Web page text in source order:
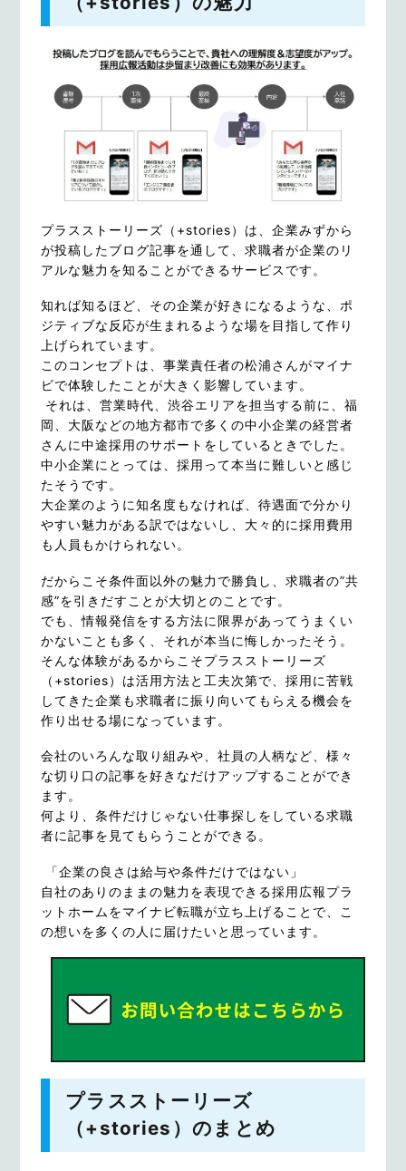
プラスストーリーズ（+stories）は、企業みずから
が投稿したブログ記事を通して、求職者が企業のリ
アルな魅力を知ることができるサービスです。
知れば知るほど、その企業が好きになるような、ポ
ジティブな反応が生まれるような場を目指して作り
上げられています。
このコンセプトは、事業責任者の松浦さんがマイナ
ビで体験したことが大きく影響しています。
それは、営業時代、渋谷エリアを担当する前に、福
岡、大阪などの地方都市で多くの中小企業の経営者
さんに中途採用のサポートをしているときでした。
中小企業にとっては、採用って本当に難しいと感じ
たそうです。
大企業のように知名度もなければ、待遇面で分かり
やすい魅力がある訳ではないし、大々的に採用費用
も人員もかけられない。
だからこそ条件面以外の魅力で勝負し、求職者の”共
感”を引きだすことが大切とのことです。
でも、情報発信をする方法に限界があってうまくい
かないことも多く、それが本当に悔しかったそう。
そんな体験があるからこそプラスストーリーズ
（+stories）は活用方法と工夫次第で、採用に苦戦
してきた企業も求職者に振り向いてもらえる機会を
作り出せる場になっています。
会社のいろんな取り組みや、社員の人柄など、様々
な切り口の記事を好きなだけアップすることができ
ます。
何より、条件だけじゃない仕事探しをしている求職
者に記事を見てもらうことができる。
「企業の良さは給与や条件だけではない」
自社のありのままの魅力を表現できる採用広報プラ
ットホームをマイナビ転職が立ち上げることで、こ
の想いを多くの人に届けたいと思っています。
プラスストーリーズ
（+stories）のまとめ